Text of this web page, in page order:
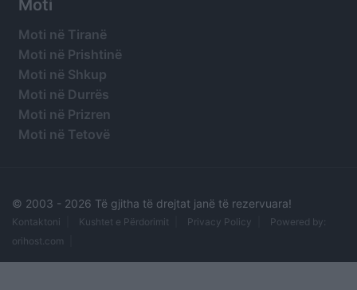
Moti
Moti në Tiranë
Moti në Prishtinë
Moti në Shkup
Moti në Durrës
Moti në Prizren
Moti në Tetovë
© 2003 - 2026 Të gjitha të drejtat janë të rezervuara!
Kontaktoni Kushtet e Përdorimit Privacy Policy
Powered by:
orihost.com